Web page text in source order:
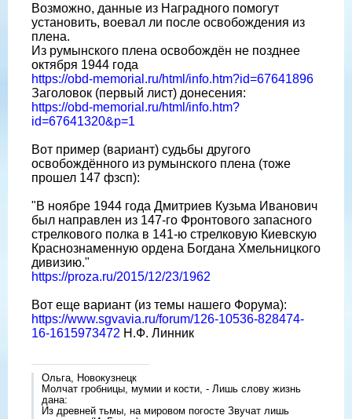
Возможно, данные из Наградного помогут
установить, воевал ли после освобождения из
плена.
Из румынского плена освобождëн не позднее
октября 1944 года
https://obd-memorial.ru/html/info.htm?id=67641896
Заголовок (первый лист) донесения:
https://obd-memorial.ru/html/info.htm?
id=67641320&p=1
Вот пример (вариант) судьбы другого
освобождëнного из румынского плена (тоже
прошел 147 фзсп):
"В ноябре 1944 года Дмитриев Кузьма Иванович
был направлен из 147-го Фронтового запасного
стрелкового полка в 141-ю стрелковую Киевскую
Краснознаменную ордена Богдана Хмельницкого
дивизию."
https://proza.ru/2015/12/23/1962
Вот еще вариант (из темы нашего Форума):
https://www.sgvavia.ru/forum/126-10536-828474-
16-1615973472 Н.Ф. Линник
Ольга, Новокузнецк
Молчат гробницы, мумии и кости, - Лишь слову жизнь
дана:
Из древней тьмы, на мировом погосте Звучат лишь